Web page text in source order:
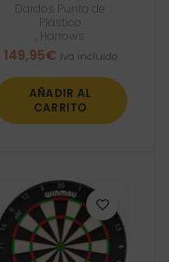
Dardos Punta de
Plástico
Harrows
149,95€ Iva incluido
AÑADIR AL
CARRITO